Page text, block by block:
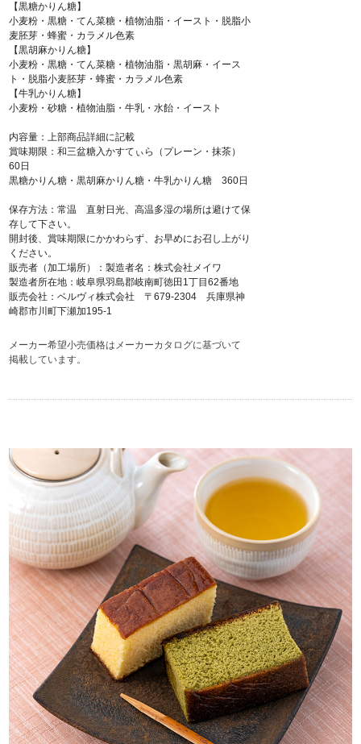
【黒糖かりん糖】
小麦粉・黒糖・てん菜糖・植物油脂・イースト・脱脂小
麦胚芽・蜂蜜・カラメル色素
【黒胡麻かりん糖】
小麦粉・黒糖・てん菜糖・植物油脂・黒胡麻・イース
ト・脱脂小麦胚芽・蜂蜜・カラメル色素
【牛乳かりん糖】
小麦粉・砂糖・植物油脂・牛乳・水飴・イースト
内容量：上部商品詳細に記載
賞味期限：和三盆糖入かすてぃら（プレーン・抹茶）
60日
黒糖かりん糖・黒胡麻かりん糖・牛乳かりん糖 360日
保存方法：常温 直射日光、高温多湿の場所は避けて保
存して下さい。
開封後、賞味期限にかかわらず、お早めにお召し上がり
ください。
販売者（加工場所）：製造者名：株式会社メイワ
製造者所在地：岐阜県羽島郡岐南町徳田1丁目62番地
販売会社：ベルヴィ株式会社 〒679-2304 兵庫県神
崎郡市川町下瀬加195-1
メーカー希望小売価格はメーカーカタログに基づいて
掲載しています。